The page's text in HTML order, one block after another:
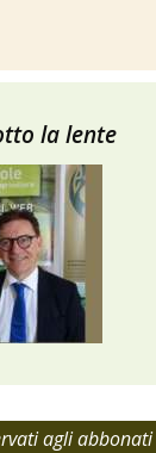
la lente
agli abbonati